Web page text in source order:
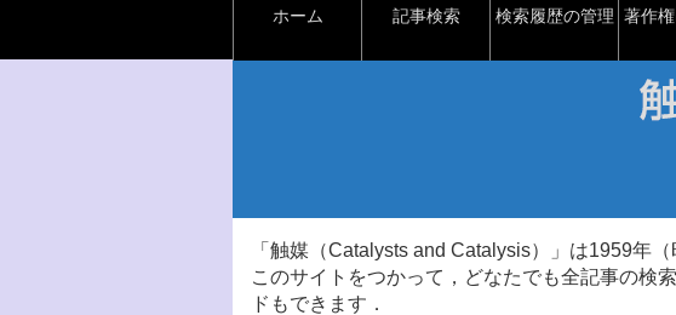
ホーム 記事検索 検索履歴の管理 著作
「触媒（Catalysts and Catalysis）」は1959年
このサイトをつかって，どなたでも全記事の検
ドもできます．